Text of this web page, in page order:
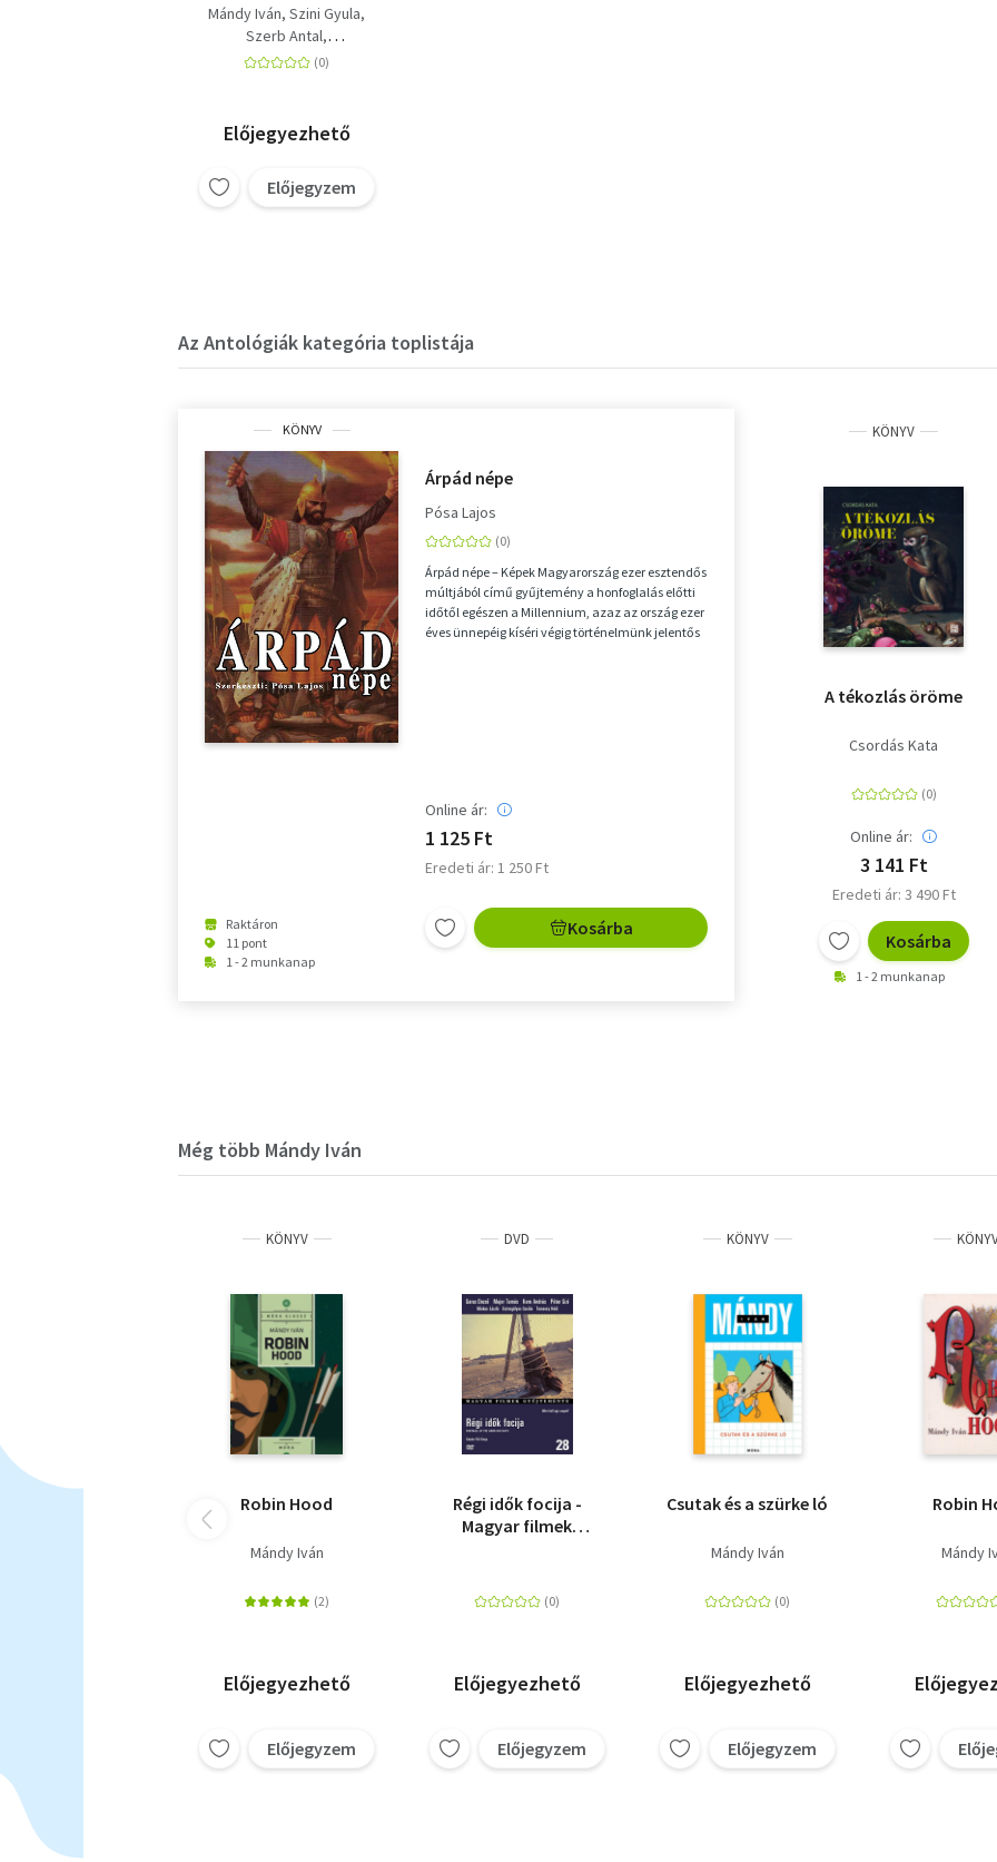
Mándy Iván Szini Gyula
Szerb Antal
Hunyady Sándor
Karinthy Frigyes
Márai Sándor
Szomory Dezső
Előjegyezhető
Előjegyzem
Az Antológiák kategória toplistája
KÖNYV
Raktáron
11 pont
1 - 2 munkanap
Árpád népe
Pósa Lajos
Árpád népe – Képek Magyarország ezer esztendős
múltjából című gyűjtemény a honfoglalás előtti
időtől egészen a Millennium, azaz az ország ezer
éves ünnepéig kíséri végig történelmünk jelentős
Online ár:
1 125 Ft
Eredeti ár: 1 250 Ft
Kosárba
KÖNYV
A tékozlás öröme
Csordás Kata
Online ár:
3 141 Ft
Eredeti ár: 3 490 Ft
Kosárba
1 - 2 munkanap
Még több Mándy Iván
KÖNYV
Robin Hood
Mándy Iván
Előjegyezhető
Előjegyzem
DVD
Régi idők focija -
Magyar filmek
Előjegyezhető
Előjegyzem
KÖNYV
Csutak és a szürke ló
Mándy Iván
Előjegyezhető
Előjegyzem
Robin
Mándy